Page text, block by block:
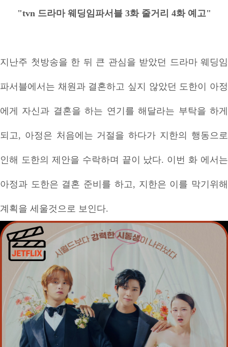
"tvn 드라마 웨딩임파서블 3화 줄거리 4화 예고"
지난주 첫방송을 한 뒤 큰 관심을 받았던 드라마 웨딩임
파서블에서는 채원과 결혼하고 싶지 않았던 도한이 아정
에게 자신과 결혼을 하는 연기를 해달라는 부탁을 하게
되고, 아정은 처음에는 거절을 하다가 지한의 행동으로
인해 도한의 제안을 수락하며 끝이 났다. 이번 화 에서는
아정과 도한은 결혼 준비를 하고, 지한은 이를 막기위해
계획을 세울것으로 보인다.